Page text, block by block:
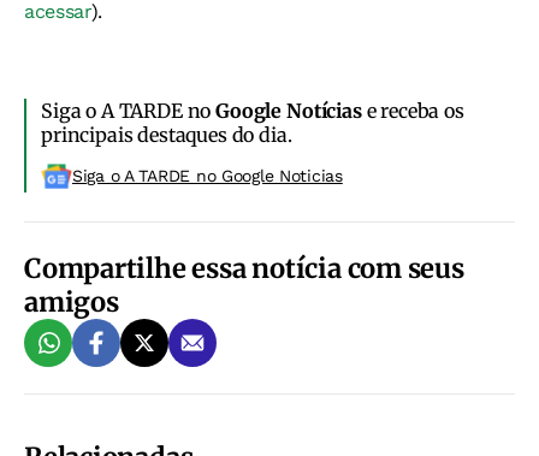
acessar).
Siga o A TARDE noGoogle Notíciase receba os
principais destaques do dia.
Siga o A TARDE no Google Noticias
Compartilhe essa notícia com seus
amigos